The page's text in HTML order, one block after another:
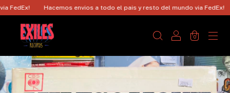
Hacemos envios a todo el pais y resto del mundo via FedEx!
0